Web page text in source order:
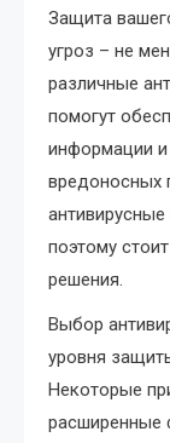
Защита
угроз – не
различные
помогут
информации и
вредоносных
поэтому
решения.
Выбор
уровня
Некоторые
расширенные